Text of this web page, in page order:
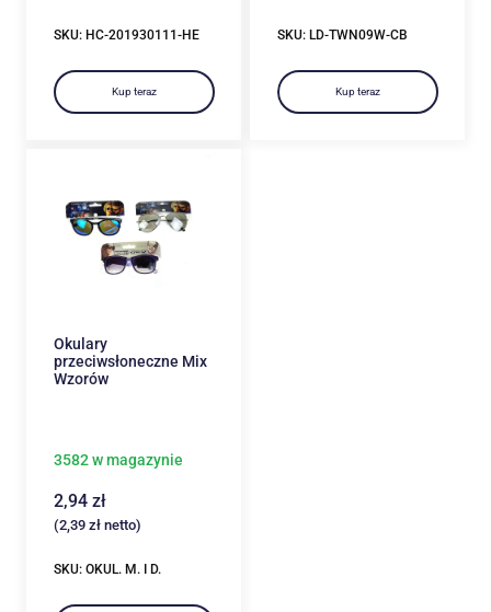
SKU: HC-201930111-HE
Kup teraz
SKU: LD-TWN09W-CB
Kup teraz
Okulary
przeciwsłoneczne Mix
Wzorów
3582 w magazynie
2,94 zł
(2,39 złnetto)
SKU: OKUL. M. I D.